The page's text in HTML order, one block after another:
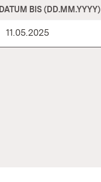
DATUM BIS (DD.MM.YYYY)